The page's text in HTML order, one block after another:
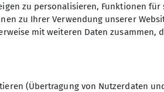
zu personalisieren, Funktionen
zu Ihrer Verwendung unserer
mit weiteren Daten
(Übertragung von Nutzerdaten